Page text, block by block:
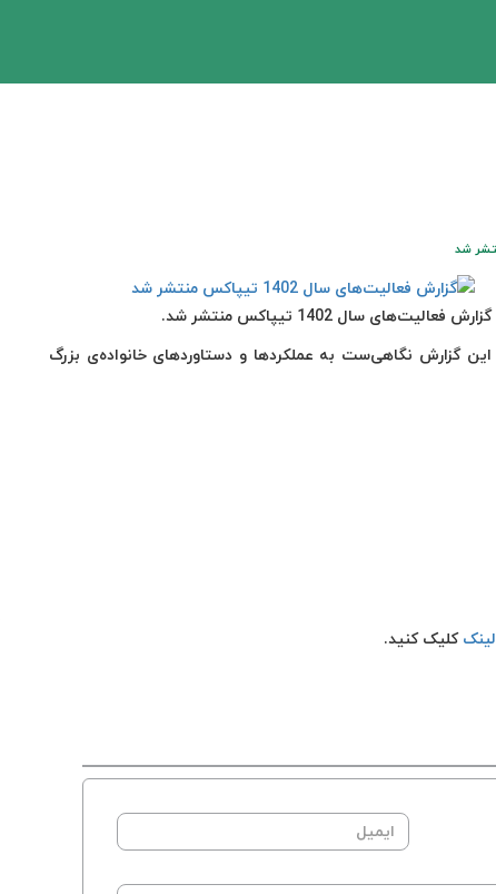
گزارش فعالیت‌های سال 1402 تیپاکس منتشر شد.
این گزارش نگاهی‌ست به عملکردها و دستاوردهای خانواده‌ی بزرگ
لینک کلیک کنید.